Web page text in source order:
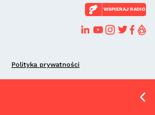
WSPIERAJ RADIO
Polityka prywatności